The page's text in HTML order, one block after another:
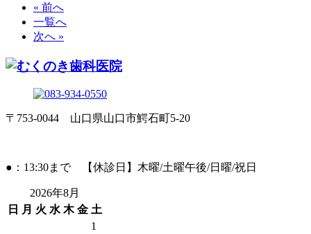
« 前へ
一覧へ
次へ »
〒753-0044 山口県山口市鰐石町5-20
●：13:30まで 【休診日】木曜/土曜午後/日曜/祝日
2026年8月
日
月 火 水 木 金 土
1